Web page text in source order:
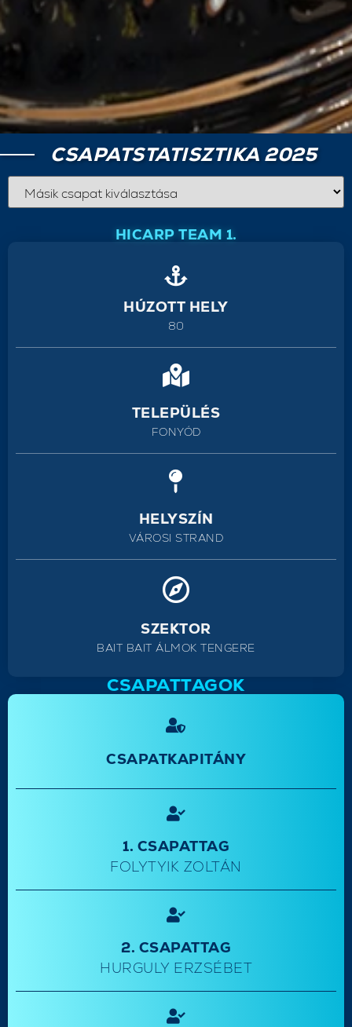
CSAPATSTATISZTIKA 2025
HICARP TEAM 1.
HÚZOTT HELY
80
TELEPÜLÉS
FONYÓD
HELYSZÍN
VÁROSI STRAND
SZEKTOR
BAIT BAIT ÁLMOK TENGERE
CSAPATTAGOK
CSAPATKAPITÁNY
1. CSAPATTAG
FOLYTYIK ZOLTÁN
2. CSAPATTAG
HURGULY ERZSÉBET